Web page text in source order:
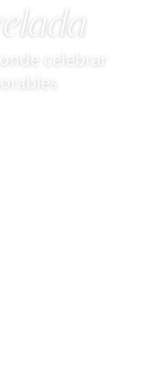
celebrar